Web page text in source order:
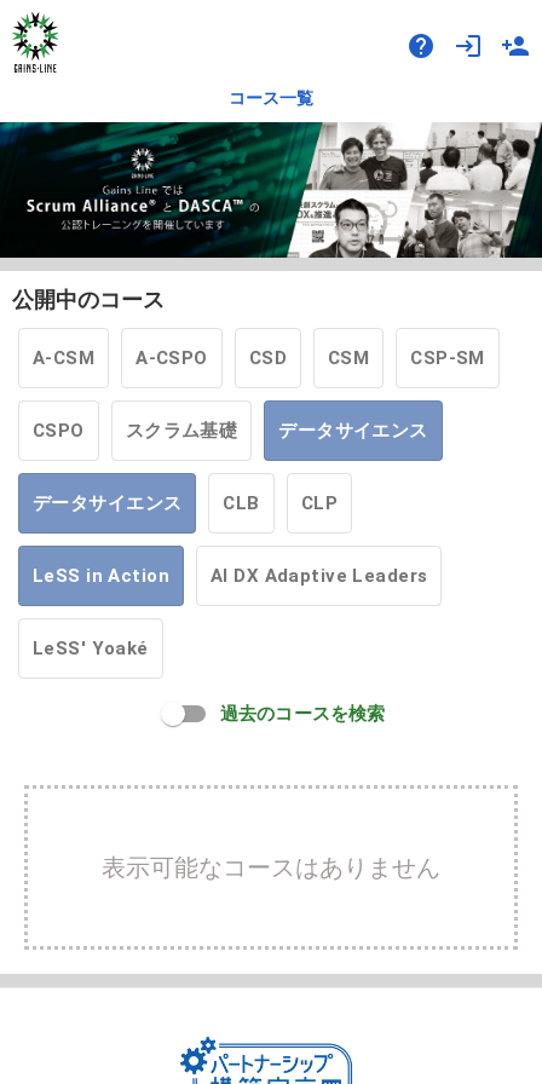
help login person_add
コース一覧
公開中のコース
A-CSM A-CSPO CSD CSM CSP-SM
CSPO スクラム基礎 データサイエンス
データサイエンス CLB CLP
LeSS in Action AI DX Adaptive Leaders
LeSS' Yoaké
過去のコースを検索
表示可能なコースはありません